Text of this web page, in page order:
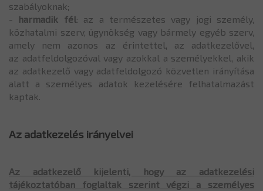
szabályoknak;
- harmadik fél: az a természetes vagy jogi személy,
közhatalmi szerv, ügynökség vagy bármely egyéb szerv,
amely nem azonos az érintettel, az adatkezelővel,
az adatfeldolgozóval vagy azokkal a személyekkel, akik
az adatkezelő vagy adatfeldolgozó közvetlen irányítása
alatt a személyes adatok kezelésére felhatalmazást
kaptak.
Az adatkezelés irányelvei
Az adatkezelő kijelenti, hogy az adatkezelési
tájékoztatóban foglaltak szerint végzi a személyes